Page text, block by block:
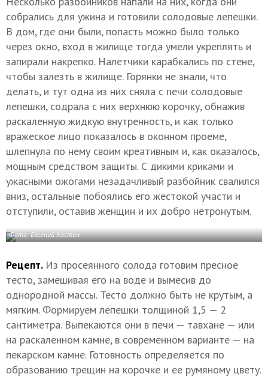
собрались для ужина и готовили солодовые лепешки.
В дом, где они были, попасть можно было только
через окно, вход в жилище тогда умели укреплять и
запирали накрепко. Налетчики карабкались по стене,
чтобы залезть в жилище. Горянки не знали, что
делать, и тут одна из них сняла с печи солодовые
лепешки, содрала с них верхнюю корочку, обнажив
раскаленную жидкую внутренность, и как только
вражеское лицо показалось в оконном проеме,
шлепнула по нему своим креативным и, как оказалось,
мощным средством защиты. С дикими криками и
ужасными ожогами незадачливый разбойник свалился
вниз, остальные побоялись его жестокой участи и
отступили, оставив женщин и их добро нетронутым.
Фото: Евгений Костин
Рецепт. Из просеянного солода готовим пресное
тесто, замешивая его на воде и вымесив до
однородной массы. Тесто должно быть не крутым, а
мягким. Формируем лепешки толщиной 1,5 — 2
сантиметра. Выпекаются они в печи — тавхане — или
на раскаленном камне, в современном варианте — на
пекарском камне. Готовность определяется по
образованию трещин на корочке и ее румяному цвету.